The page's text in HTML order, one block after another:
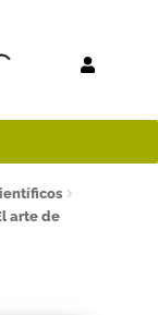
arte de